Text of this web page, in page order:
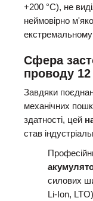
+200 °C), не
неймовірно
екстремальному
Сфера
проводу 12
Завдяки
механічних
здатності, цей
став
силових
Li-Ion,